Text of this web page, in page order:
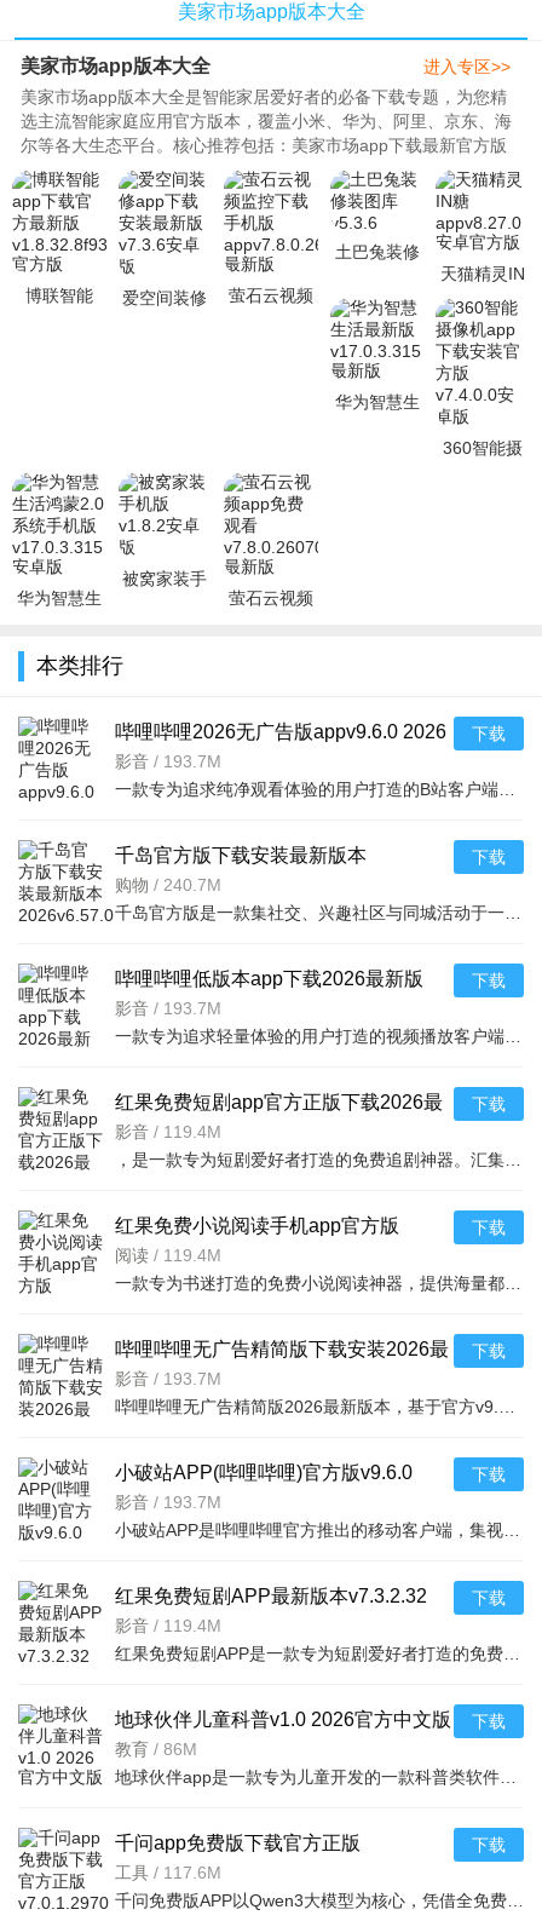
美家市场app版本大全
美家市场app版本大全
美家市场app版本大全是智能家居爱好者的必备下载专题，为您精
选主流智能家庭应用官方版本，覆盖小米、华为、阿里、京东、海
尔等各大生态平台。核心推荐包括：美家市场app下载最新官方版
作为应用分发入口；<米家app小..
进入专区>>
博联智能
爱空间装修
萤石云视频
appv7.8.0.260703
土巴兔装修
v5.3.6
天猫精灵IN
糖
appv8.27.0
安卓官方版
华为智慧生
360智能摄
华为智慧生
v17.0.3.315
被窝家装手
萤石云视频
本类排行
哔哩哔哩2026无广告版appv9.6.0 2026
手机版
影音 / 193.7M
下载
千岛官方版下载安装最新版本
2026v6.57.0 2026手机版
购物 / 240.7M
下载
哔哩哔哩低版本app下载2026最新版
v9.6.0 2026手机版
影音 / 193.7M
下载
红果免费短剧app官方正版下载2026最
新版本v7.3.2.32 2026手机版
影音 / 119.4M
下载
红果免费小说阅读手机app官方版
v7.3.2.32 2026手机版免费小说阅读器
阅读 / 119.4M
下载
哔哩哔哩无广告精简版下载安装2026最
新版本v9.6.0 2026手机版
影音 / 193.7M
下载
小破站APP(哔哩哔哩)官方版v9.6.0
2026手机版
影音 / 193.7M
下载
红果免费短剧APP最新版本v7.3.2.32
2026安卓版
影音 / 119.4M
下载
地球伙伴儿童科普v1.0 2026官方中文版
教育 / 86M
下载
千问app免费版下载官方正版
v7.0.1.2970最新版
工具 / 117.6M
下载